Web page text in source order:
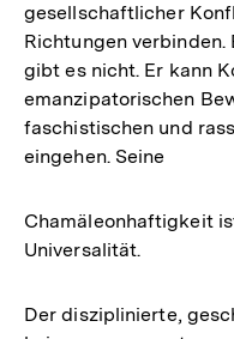
gesellschaftlicher
Richtungen verbinden.
gibt es nicht. Er kann
emanzipatorischen
faschistischen und
eingehen. Seine
Chamäleonhaftigkeit
Universalität.
Der disziplinierte,